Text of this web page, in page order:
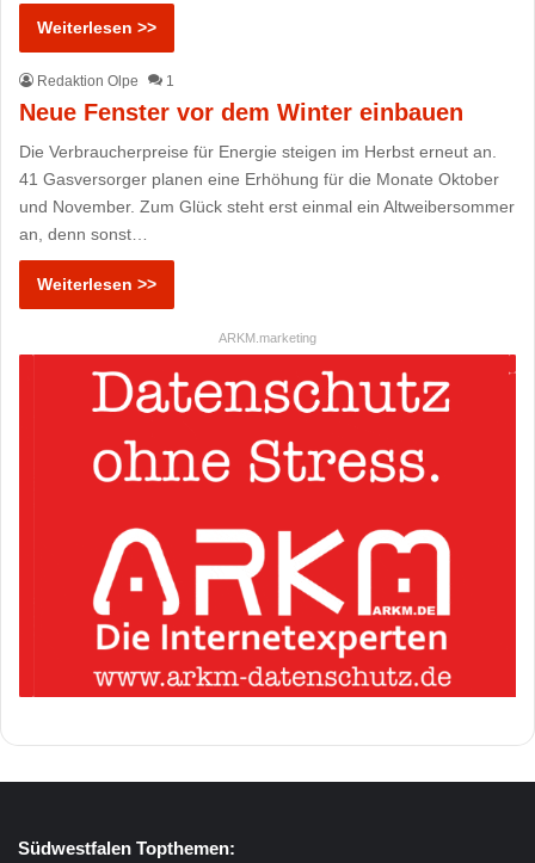
Weiterlesen >>
Redaktion Olpe 1
Neue Fenster vor dem Winter einbauen
Die Verbraucherpreise für Energie steigen im Herbst erneut an.
41 Gasversorger planen eine Erhöhung für die Monate Oktober
und November. Zum Glück steht erst einmal ein Altweibersommer
an, denn sonst…
Weiterlesen >>
ARKM.marketing
Südwestfalen Topthemen: